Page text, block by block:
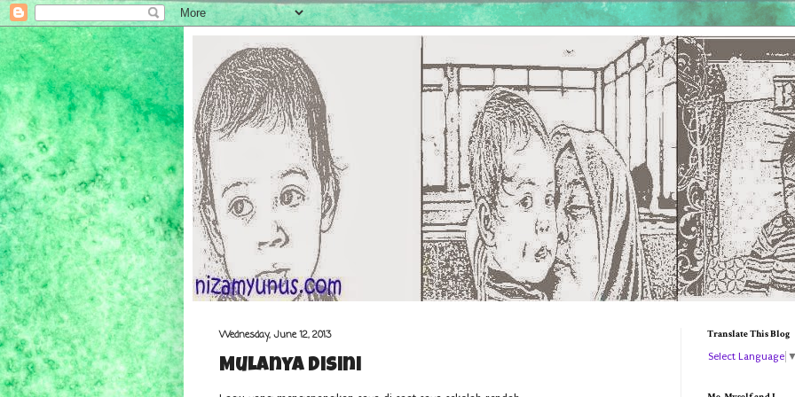
Wednesday, June 12, 2013
Mulanya Disini
Translate This Blog
Select Language